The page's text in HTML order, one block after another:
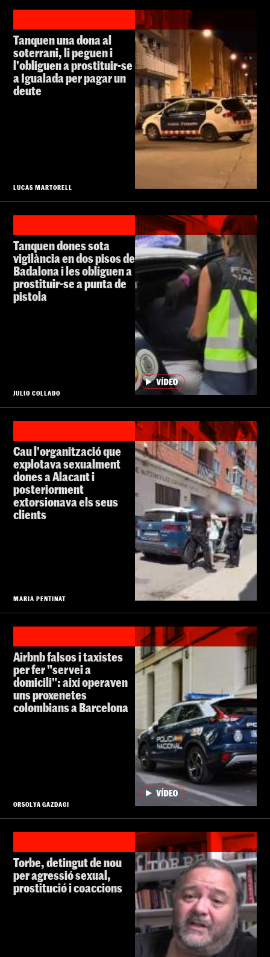
Tanquen una dona al
soterrani, li peguen i
l'obliguen a prostituir-se
a Igualada per pagar un
deute
LUCAS MARTORELL
Tanquen dones sota
vigilància en dos pisos de
Badalona i les obliguen a
prostituir-se a punta de
pistola
JULIO COLLADO
Cau l'organització que
explotava sexualment
dones a Alacant i
posteriorment
extorsionava els seus
clients
MARIA PENTINAT
Airbnb falsos i taxistes
per fer "servei a
domicili": així operaven
uns proxenetes
colombians a Barcelona
ORSOLYA GAZDAGI
Torbe, detingut de nou
per agressió sexual,
prostitució i coaccions